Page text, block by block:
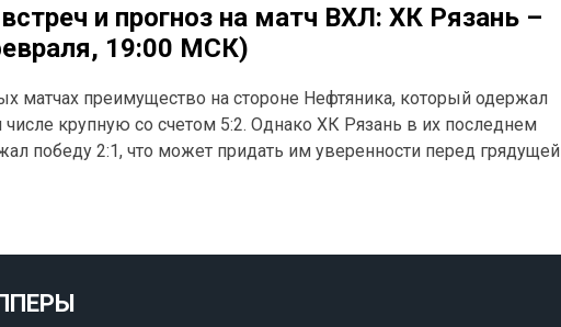
и прогноз на матч ВХЛ: ХК Рязань –
19:00 МСК)
матчах преимущество на стороне Нефтяника, который одержал
крупную со счетом 5:2. Однако ХК Рязань в их последнем
победу 2:1, что может придать им уверенности перед грядущей